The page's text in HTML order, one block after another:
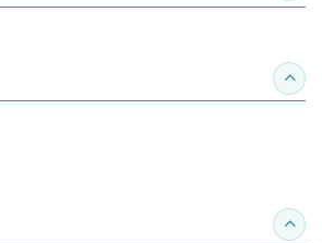
收合
收合